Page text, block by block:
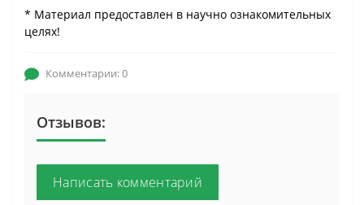
* Материал предоставлен в научно ознакомительных
целях!
Комментарии: 0
Отзывов:
Написать комментарий